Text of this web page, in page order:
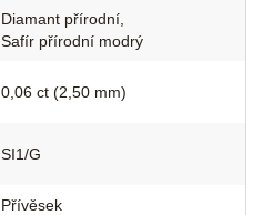
Diamant přírodní
Safír přírodní modrý
0,06 ct (2,50 mm)
SI1/G
Přívěsek